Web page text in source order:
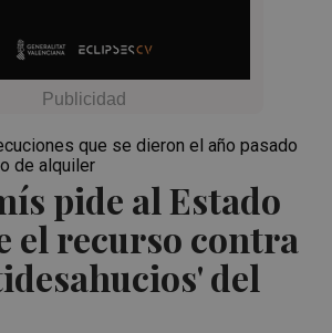
pide al Estado
el recurso contra
del
que se dieron el año pasado
de alquiler